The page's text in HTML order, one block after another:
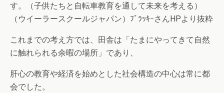
す。（子供たちと自転車教育を通して未来を考える）
（ウイーラースクールジャパン）ﾌﾞﾗｯｷｰさんHPより抜粋
これまでの考え方では、田舎は「たまにやってきて自然
に触れられる余暇の場所」であり、
肝心の教育や経済を始めとした社会構造の中心は常に都
会でした。